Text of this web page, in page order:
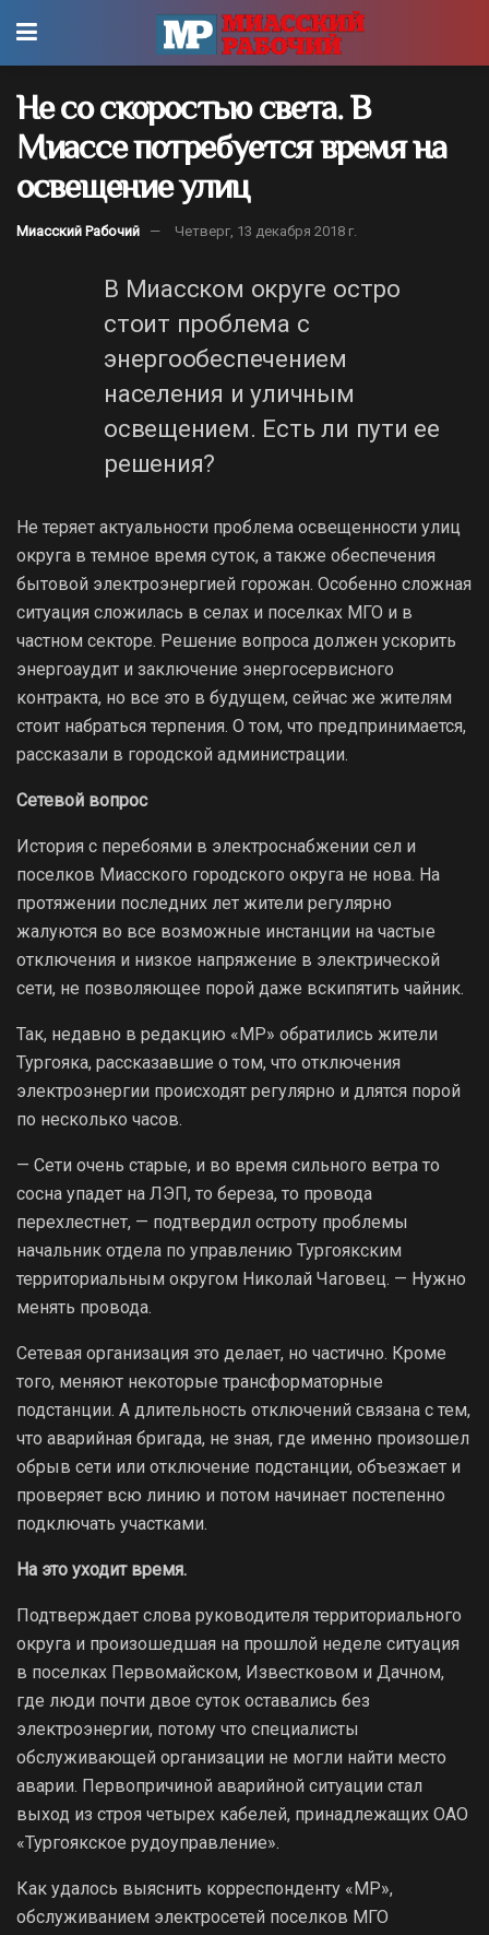
Не со скоростью света. В
Миассе потребуется время на
освещение улиц
Миасский Рабочий Четверг, 13 декабря 2018 г.
В Миасском округе остро
стоит проблема с
энергообеспечением
населения и уличным
освещением. Есть ли пути ее
решения?
Не теряет актуальности проблема освещенности улиц
округа в темное время суток, а также обеспечения
бытовой электроэнергией горожан. Особенно сложная
ситуация сложилась в селах и поселках МГО и в
частном секторе. Решение вопроса должен ускорить
энергоаудит и заключение энергосервисного
контракта, но все это в будущем, сейчас же жителям
стоит набраться терпения. О том, что предпринимается,
рассказали в городской администрации.
Сетевой вопрос
История с перебоями в электроснабжении сел и
поселков Миасского городского округа не нова. На
протяжении последних лет жители регулярно
жалуются во все возможные инстанции на частые
отключения и низкое напряжение в электрической
сети, не позволяющее порой даже вскипятить чайник.
Так, недавно в редакцию «МР» обратились жители
Тургояка, рассказавшие о том, что отключения
электроэнергии происходят регулярно и длятся порой
по несколько часов.
— Сети очень старые, и во время сильного ветра то
сосна упадет на ЛЭП, то береза, то провода
перехлестнет, — подтвердил остроту проблемы
начальник отдела по управлению Тургоякским
территориальным округом Николай Чаговец. — Нужно
менять провода.
Сетевая организация это делает, но частично. Кроме
того, меняют некоторые трансформаторные
подстанции. А длительность отключений связана с тем,
что аварийная бригада, не зная, где именно произошел
обрыв сети или отключение подстанции, объезжает и
проверяет всю линию и потом начинает постепенно
подключать участками.
На это уходит время.
Подтверждает слова руководителя территориального
округа и произошедшая на прошлой неделе ситуация
в поселках Первомайском, Известковом и Дачном,
где люди почти двое суток оставались без
электроэнергии, потому что специалисты
обслуживающей организации не могли найти место
аварии. Первопричиной аварийной ситуации стал
выход из строя четырех кабелей, принадлежащих ОАО
«Тургоякское рудоуправление».
Как удалось выяснить корреспонденту «МР»,
обслуживанием электросетей поселков МГО